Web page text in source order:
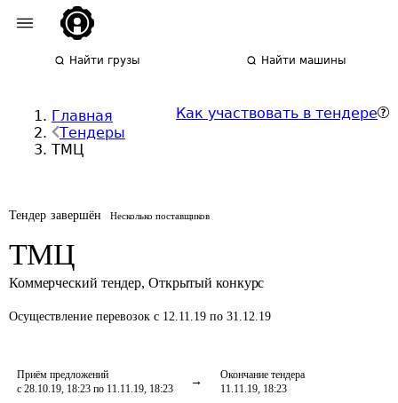
Найти грузы Найти машины
Главная
Тендеры
ТМЦ
Как участвовать в тендере
Тендер завершён Несколько поставщиков
ТМЦ
Коммерческий тендер, Открытый конкурс
Осуществление перевозок с 12.11.19 по 31.12.19
Приём предложений
с 28.10.19, 18:23 по 11.11.19, 18:23
Окончание тендера
11.11.19, 18:23